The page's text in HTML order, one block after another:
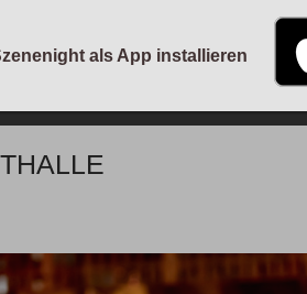
KALENDER
als App installieren